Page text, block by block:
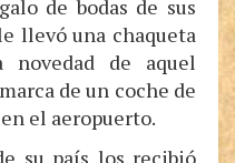
de bodas de sus
llevó una chaqueta
de aquel
de un coche de
el aeropuerto.
su país los recibió